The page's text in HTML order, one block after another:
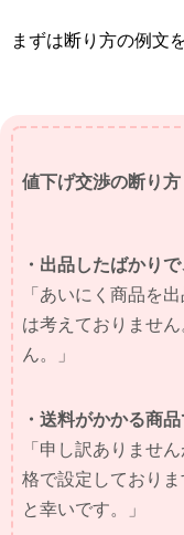
まずは断り方の例文
値下げ交渉の断り方
・出品したばかり
「あいにく商品を
は考えておりませ
ん。」
・送料がかかる商
「申し訳ありませ
格で設定しており
と幸いです。」